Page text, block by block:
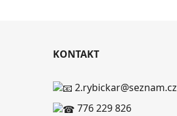
KONTAKT
2.rybickar@seznam.cz
776 229 826